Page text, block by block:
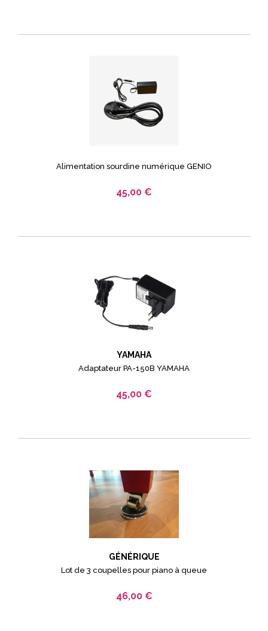
Alimentation sourdine numérique GENIO
45,00 €
YAMAHA
Adaptateur PA-150B YAMAHA
45,00 €
GÉNÉRIQUE
Lot de 3 coupelles pour piano à queue
46,00 €